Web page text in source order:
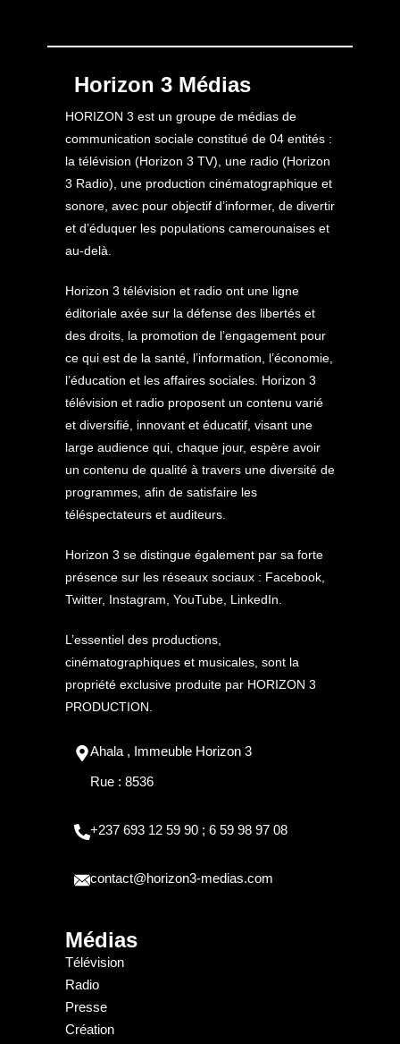
Horizon 3 Médias
HORIZON 3 est un groupe de médias de
communication sociale constitué de 04 entités :
la télévision (Horizon 3 TV), une radio (Horizon
3 Radio), une production cinématographique et
sonore, avec pour objectif d’informer, de divertir
et d’éduquer les populations camerounaises et
au-delà.
Horizon 3 télévision et radio ont une ligne
éditoriale axée sur la défense des libertés et
des droits, la promotion de l’engagement pour
ce qui est de la santé, l’information, l’économie,
l’éducation et les affaires sociales. Horizon 3
télévision et radio proposent un contenu varié
et diversifié, innovant et éducatif, visant une
large audience qui, chaque jour, espère avoir
un contenu de qualité à travers une diversité de
programmes, afin de satisfaire les
téléspectateurs et auditeurs.
Horizon 3 se distingue également par sa forte
présence sur les réseaux sociaux : Facebook,
Twitter, Instagram, YouTube, LinkedIn.
L’essentiel des productions,
cinématographiques et musicales, sont la
propriété exclusive produite par HORIZON 3
PRODUCTION.
Ahala , Immeuble Horizon 3
Rue : 8536
+237 693 12 59 90 ; 6 59 98 97 08
contact@horizon3-medias.com
Médias
Télévision
Radio
Presse
Création